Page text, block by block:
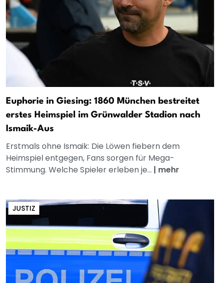
Euphorie in Giesing: 1860 München bestreitet
erstes Heimspiel im Grünwalder Stadion nach
Ismaik-Aus
Erstmals ohne Ismaik: Die Löwen fiebern dem
Heimspiel entgegen, Fans sorgen für Mega-
Stimmung. Welche Spieler erleben je... | mehr
JUSTIZ